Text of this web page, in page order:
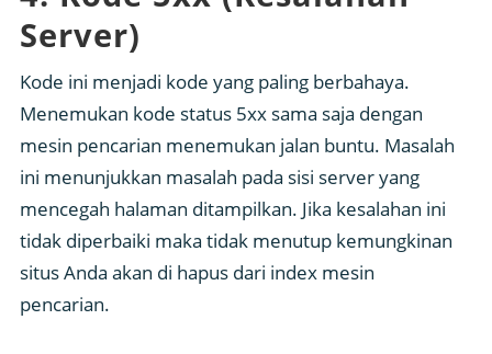
Server)
Kode ini menjadi kode yang paling berbahaya.
Menemukan kode status 5xx sama saja dengan
mesin pencarian menemukan jalan buntu. Masalah
ini menunjukkan masalah pada sisi server yang
mencegah halaman ditampilkan. Jika kesalahan ini
tidak diperbaiki maka tidak menutup kemungkinan
situs Anda akan di hapus dari index mesin
pencarian.